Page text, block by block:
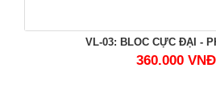
VL-03: BLOC CỰC ĐẠI -
360.000 VNĐ